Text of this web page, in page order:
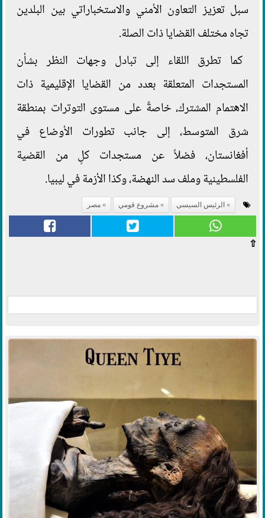
سبل تعزيز التعاون الأمني والاستخباراتي بين البلدين
تجاه مختلف القضايا ذات الصلة.
كما تطرق اللقاء إلى تبادل وجهات النظر بشأن
المستجدات المتعلقة بعدد من القضايا الإقليمية ذات
الاهتمام المشترك، خاصةً على مستوى التوترات بمنطقة
شرق المتوسط، إلى جانب تطورات الأوضاع في
أفغانستان، فضلاً عن مستجدات كلٍ من القضية
الفلسطينية وملف سد النهضة، وكذا الأزمة في ليبيا.
الرئيس السيسي مشروع قومي مصر
⇧